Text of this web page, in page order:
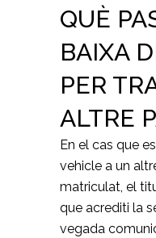
QUÈ
BAIXA
PER
ALTRE
En el cas que
vehicle a un
matriculat, el
que acrediti la
vegada